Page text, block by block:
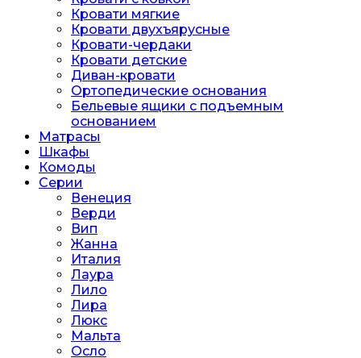
Кровати мягкие
Кровати двухъярусные
Кровати-чердаки
Кровати детские
Диван-кровати
Ортопедические основания
Бельевые ящики с подъемным
основанием
Матрасы
Шкафы
Комоды
Серии
Венеция
Верди
Вип
Жанна
Италия
Лаура
Лило
Лира
Люкс
Мальта
Осло